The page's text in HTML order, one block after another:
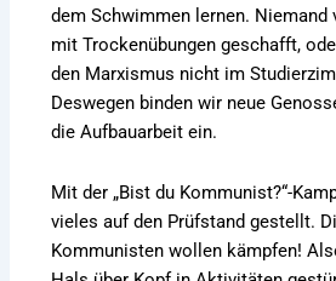
dem Schwimmen lernen. Niemand
mit Trockenübungen geschafft,
den Marxismus nicht im
Deswegen binden wir neue
die Aufbauarbeit ein.
Mit der „Bist du Kommunist?“-
vieles auf den Prüfstand gestellt.
Kommunisten wollen kämpfen!